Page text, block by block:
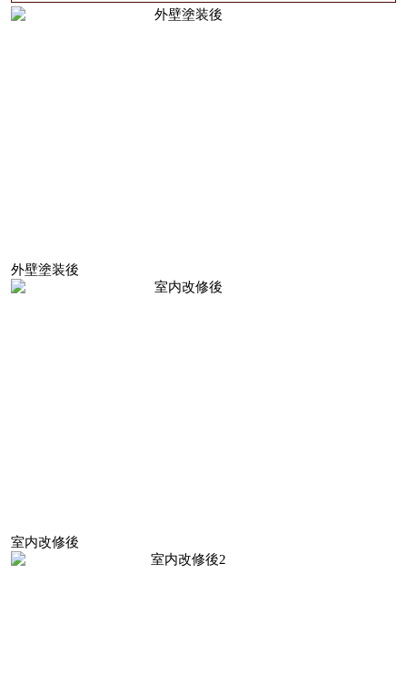
外壁塗装後
室内改修後